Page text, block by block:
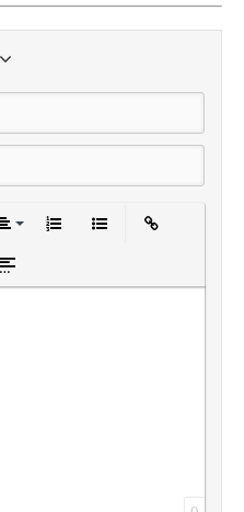
ссылкутекста
цитаты
Вставка спойлера